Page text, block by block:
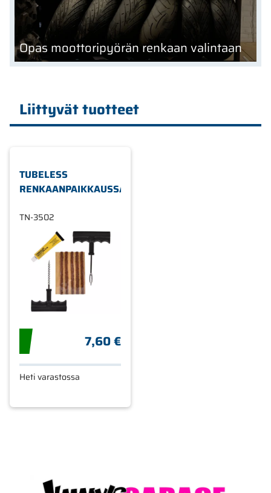
Opas moottoripyörän renkaan valintaan
Liittyvät tuotteet
TUBELESS
RENKAANPAIKKAUSSARJA
TN-3502
7,60 €
Heti varastossa